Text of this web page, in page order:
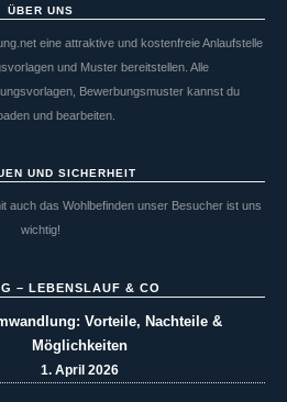
ÜBER UNS
eine attraktive und kostenfreie Anlaufstelle
und Muster bereitstellen. Alle
Bewerbungsmuster kannst du
und bearbeiten.
UND SICHERHEIT
auch das Wohlbefinden unser Besucher ist uns
wichtig!
– LEBENSLAUF & CO
Vorteile, Nachteile &
Möglichkeiten
1. April 2026